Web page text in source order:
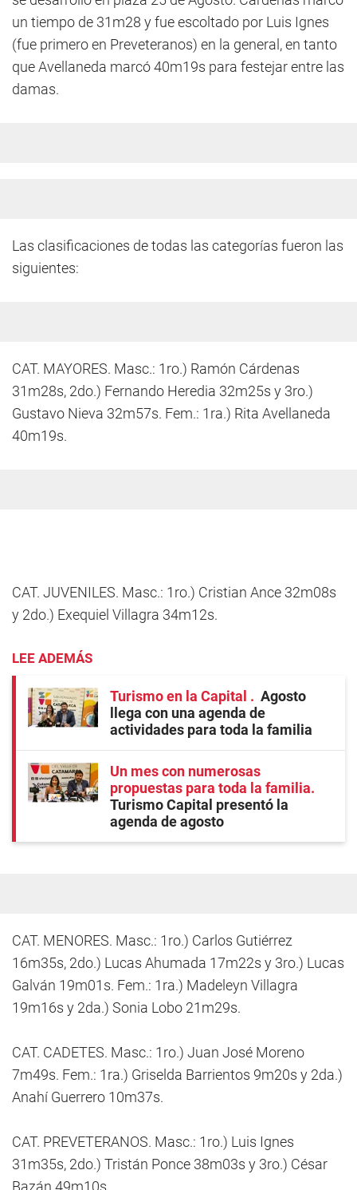
un tiempo de 31m28 y fue escoltado por Luis Ignes
(fue primero en Preveteranos) en la general, en tanto
que Avellaneda marcó 40m19s para festejar entre las
damas.
Las clasificaciones de todas las categorías fueron las
siguientes:
CAT. MAYORES. Masc.: 1ro.) Ramón Cárdenas
31m28s, 2do.) Fernando Heredia 32m25s y 3ro.)
Gustavo Nieva 32m57s. Fem.: 1ra.) Rita Avellaneda
40m19s.
CAT. JUVENILES. Masc.: 1ro.) Cristian Ance 32m08s
y 2do.) Exequiel Villagra 34m12s.
LEE ADEMÁS
Turismo en la Capital
Agosto
llega con una agenda de
actividades para toda la familia
Un mes con numerosas
propuestas para toda la familia
Turismo Capital presentó la
agenda de agosto
CAT. MENORES. Masc.: 1ro.) Carlos Gutiérrez
16m35s, 2do.) Lucas Ahumada 17m22s y 3ro.) Lucas
Galván 19m01s. Fem.: 1ra.) Madeleyn Villagra
19m16s y 2da.) Sonia Lobo 21m29s.
CAT. CADETES. Masc.: 1ro.) Juan José Moreno
7m49s. Fem.: 1ra.) Griselda Barrientos 9m20s y 2da.)
Anahí Guerrero 10m37s.
CAT. PREVETERANOS. Masc.: 1ro.) Luis Ignes
31m35s, 2do.) Tristán Ponce 38m03s y 3ro.) César
Bazán 49m10s.